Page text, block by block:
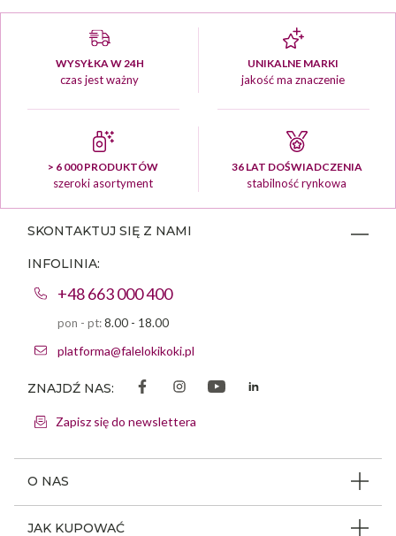
WYSYŁKA W 24H
czas jest ważny
UNIKALNE MARKI
jakość ma znaczenie
> 6 000 PRODUKTÓW
szeroki asortyment
36 LAT DOŚWIADCZENIA
stabilność rynkowa
O NAS
JAK KUPOWAĆ
SKONTAKTUJ SIĘ Z NAMI
INFOLINIA:
+48 663 000 400
pon - pt:8.00 - 18.00
platforma@falelokikoki.pl
ZNAJDŹ NAS:
Zapisz się do newslettera